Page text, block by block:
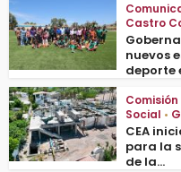
Castro
nuevos
deporte
Social •
CEA
para la
de la...